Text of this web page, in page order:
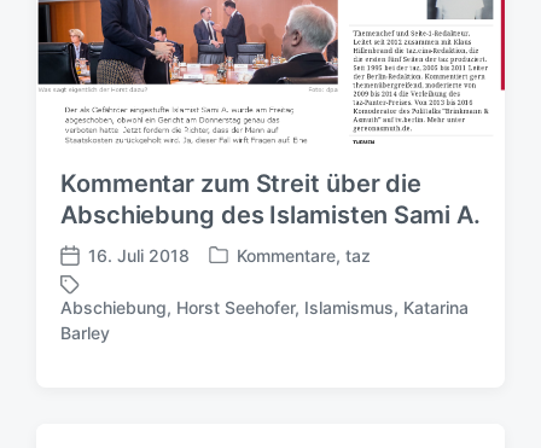
Kommentar zum Streit über die
Abschiebung des Islamisten Sami A.
V
e
r
ö
16. Juli 2018
V
r
Kommentare, taz
S
Abschiebung, Horst Seehofer, Islamismus, Katarina
Barley